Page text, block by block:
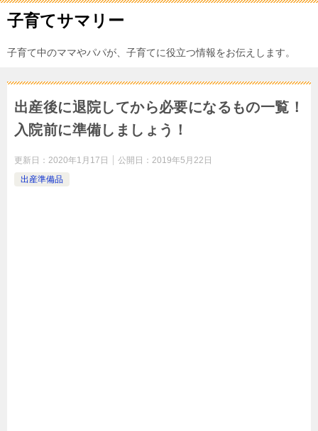
子育てサマリー
子育て中のママやパパが、子育てに役立つ情報をお伝えします。
出産後に退院してから必要になるもの一覧！
入院前に準備しましょう！
更新日： 2020年1月17日 公開日： 2019年5月22日
出産準備品